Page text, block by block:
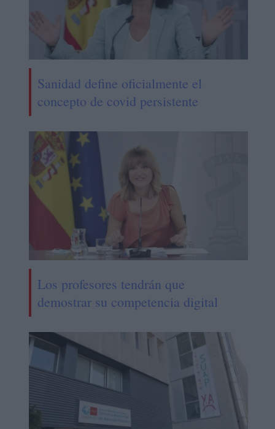
Sanidad define oficialmente el
concepto de covid persistente
Los profesores tendrán que
demostrar su competencia digital